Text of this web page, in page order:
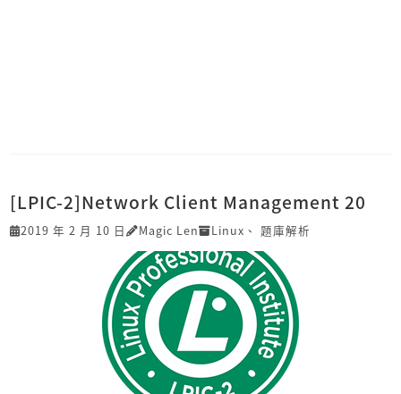
[LPIC-2]Network Client Management 20
2019 年 2 月 10 日 Magic Len Linux 、 題庫解析